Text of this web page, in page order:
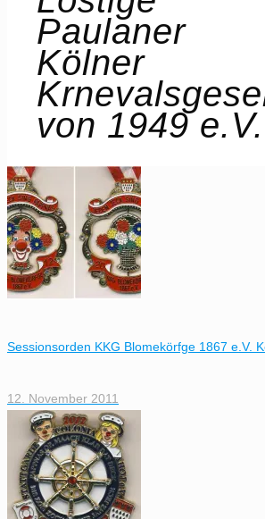
Paulaner
Kölner
von 1949 e.V.
Sessionsorden KKG Blomekörfge 1867 e.V.
12. November 2011